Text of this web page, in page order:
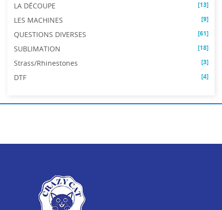
LA DÉCOUPE [13]
LES MACHINES [9]
QUESTIONS DIVERSES [61]
SUBLIMATION [18]
Strass/Rhinestones [3]
DTF [4]